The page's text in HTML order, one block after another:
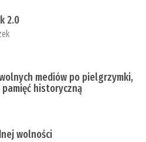
2.0
mediów po pielgrzymki,
historyczną
wolności